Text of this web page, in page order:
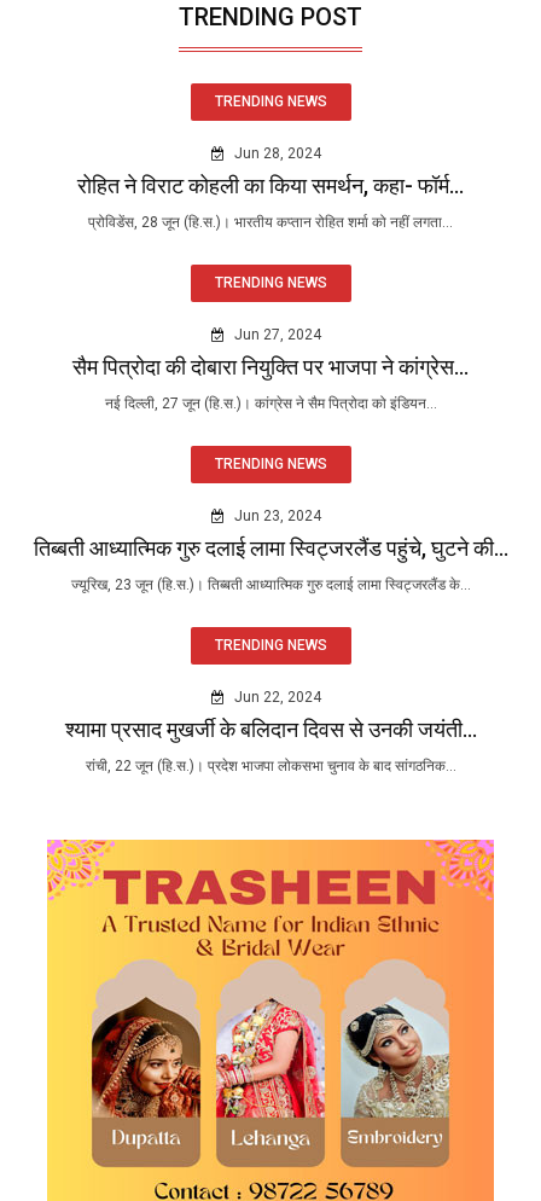
TRENDING POST
TRENDING NEWS
Jun 28, 2024
रोहित ने विराट कोहली का किया समर्थन, कहा- फॉर्म...
प्रोविडेंस, 28 जून (हि.स.)। भारतीय कप्तान रोहित शर्मा को नहीं लगता...
TRENDING NEWS
Jun 27, 2024
सैम पित्रोदा की दोबारा नियुक्ति पर भाजपा ने कांग्रेस...
नई दिल्ली, 27 जून (हि.स.)। कांग्रेस ने सैम पित्रोदा को इंडियन...
TRENDING NEWS
Jun 23, 2024
तिब्बती आध्यात्मिक गुरु दलाई लामा स्विट्जरलैंड पहुंचे, घुटने की...
ज्यूरिख, 23 जून (हि.स.)। तिब्बती आध्यात्मिक गुरु दलाई लामा स्विट्जरलैंड के...
TRENDING NEWS
Jun 22, 2024
श्यामा प्रसाद मुखर्जी के बलिदान दिवस से उनकी जयंती...
रांची, 22 जून (हि.स.)। प्रदेश भाजपा लोकसभा चुनाव के बाद सांगठनिक...